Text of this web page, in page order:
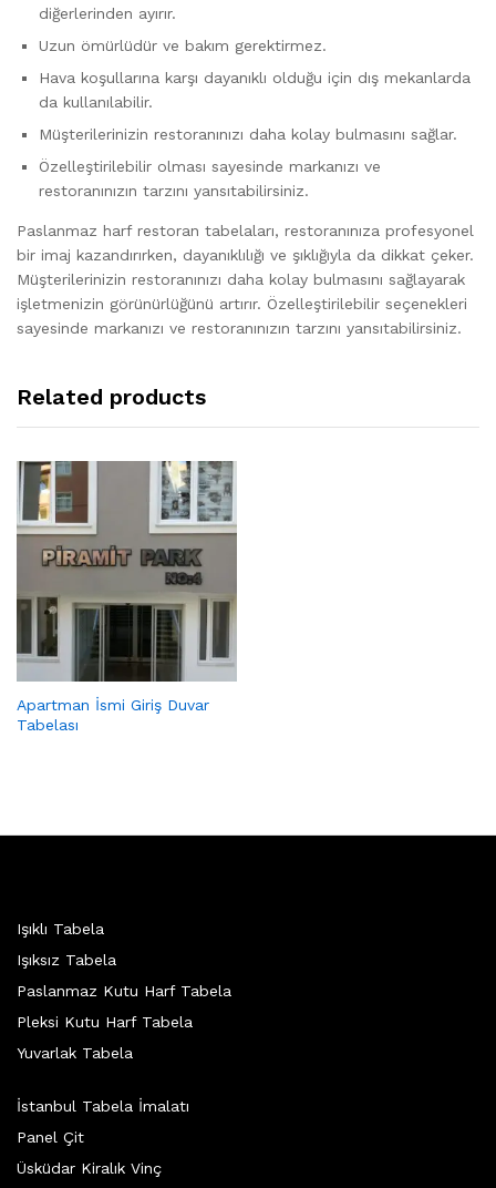
diğerlerinden ayırır.
Uzun ömürlüdür ve bakım gerektirmez.
Hava koşullarına karşı dayanıklı olduğu için dış mekanlarda
da kullanılabilir.
Müşterilerinizin restoranınızı daha kolay bulmasını sağlar.
Özelleştirilebilir olması sayesinde markanızı ve
restoranınızın tarzını yansıtabilirsiniz.
Paslanmaz harf restoran tabelaları, restoranınıza profesyonel
bir imaj kazandırırken, dayanıklılığı ve şıklığıyla da dikkat çeker.
Müşterilerinizin restoranınızı daha kolay bulmasını sağlayarak
işletmenizin görünürlüğünü artırır. Özelleştirilebilir seçenekleri
sayesinde markanızı ve restoranınızın tarzını yansıtabilirsiniz.
Related products
Apartman İsmi Giriş Duvar
Tabelası
Işıklı Tabela
Işıksız Tabela
Paslanmaz Kutu Harf Tabela
Pleksi Kutu Harf Tabela
Yuvarlak Tabela
İstanbul Tabela İmalatı
Panel Çit
Üsküdar Kiralık Vinç